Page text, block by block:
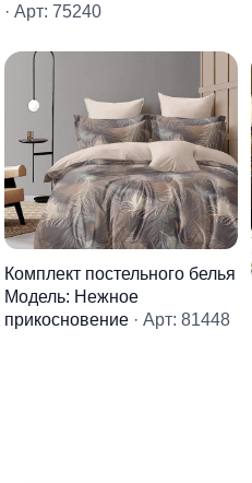
· Арт: 75240
Комплект постельного белья
Модель: Нежное
прикосновение · Арт: 81448